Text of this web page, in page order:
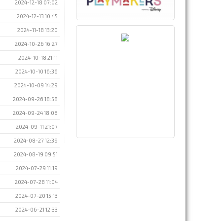
2024-12-18 07:02
2024-12-13 10:45
2024-11-18 13:20
2024-10-26 16:27
2024-10-18 21:11
2024-10-10 16:36
2024-10-09 14:29
2024-09-26 18:58
2024-09-24 18:08
2024-09-11 21:07
2024-08-27 12:39
2024-08-19 09:51
2024-07-29 11:19
2024-07-28 11:04
2024-07-20 15:13
2024-06-21 12:33